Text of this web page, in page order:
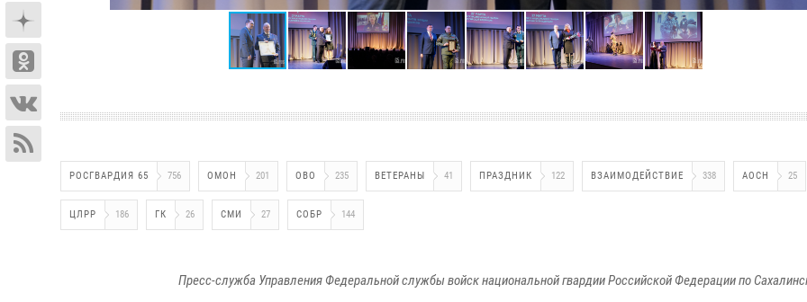
РОСГВАРДИЯ 65 756 ОМОН 201 ОВО 235 ВЕТЕРАНЫ 41 ПРАЗДНИК 122 ВЗАИМОДЕЙСТВИЕ 338 АОСН 25
ЦЛРР 186 ГК 26 СМИ 27 СОБР 144
Пресс-служба Управления Федеральной службы войск национальной гвардии Российской Федерации по